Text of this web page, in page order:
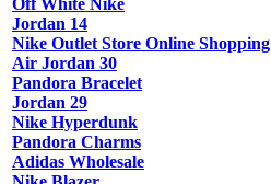
Off White Nike
Jordan 14
Nike Outlet Store Online Shopping
Air Jordan 30
Pandora Bracelet
Jordan 29
Nike Hyperdunk
Pandora Charms
Adidas Wholesale